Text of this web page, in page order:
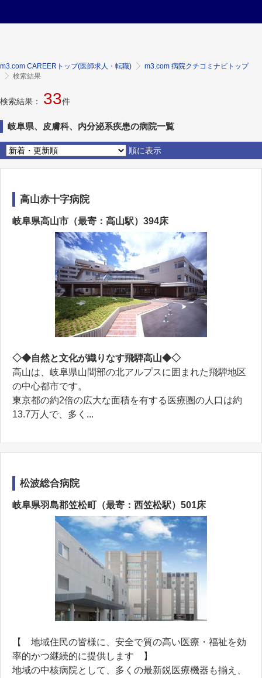
m3.com CAREERトップ(医師求人・転職)
m3.com 病院クチコミナビトップ
検索結果
検索結果： 33件
岐阜県、皮膚科、内分泌系疾患の病院一覧
順に表示
高山赤十字病院
岐阜県高山市（最寄：高山駅）394床
◇◆自然と文化が織りなす飛騨高山◆◇
高山は、岐阜県山間部の北アルプスに囲まれた飛騨地区
の中心都市です。
東京都の約2倍の広大な面積を有する医療圏の人口は約
13.7万人で、多く...
松波総合病院
岐阜県羽島郡笠松町（最寄：西笠松駅）501床
【 地域住民の皆様に、安全で質の高い医療・福祉を効
率的かつ継続的に提供します 】
地域の中核病院として、多くの最新鋭医療機器も揃え、